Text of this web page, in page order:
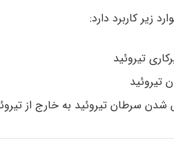
زیر کاربرد دارد:
تیروئید
تیروئید
سرطان تیروئید به خارج از